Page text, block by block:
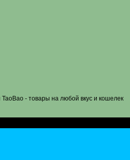
- товары на любой вкус и кошелек